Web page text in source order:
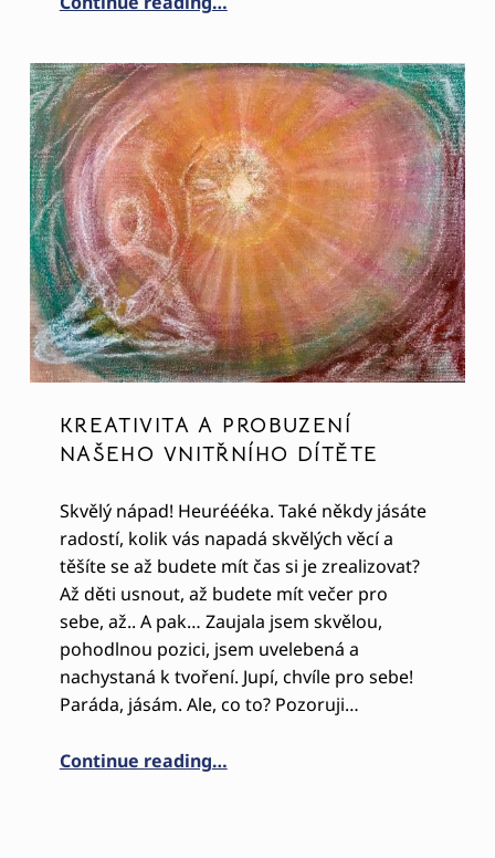
KREATIVITA A PROBUZENÍ
NAŠEHO VNITŘNÍHO DÍTĚTE
Skvělý nápad! Heuréééka. Také někdy jásáte
radostí, kolik vás napadá skvělých věcí a
těšíte se až budete mít čas si je zrealizovat?
Až děti usnout, až budete mít večer pro
sebe, až.. A pak… Zaujala jsem skvělou,
pohodlnou pozici, jsem uvelebená a
nachystaná k tvoření. Jupí, chvíle pro sebe!
Paráda, jásám. Ale, co to? Pozoruji…
Continue reading…